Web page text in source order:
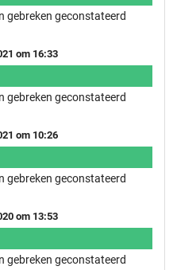
gebreken geconstateerd
om 16:33
gebreken geconstateerd
om 10:26
gebreken geconstateerd
om 13:53
gebreken geconstateerd